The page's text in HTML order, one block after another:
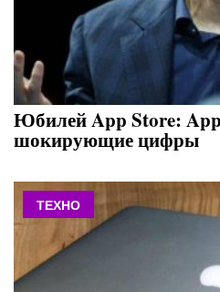
Юбилей App Store:
шокирующие цифры
ТЕХНО